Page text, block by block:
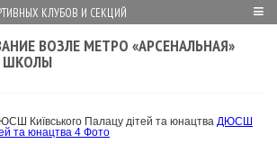
КЛУБОВ И СЕКЦИЙ ≡
ВОЗЛЕ МЕТРО «АРСЕНАЛЬНАЯ»
ШКОЛЫ
Київського Палацу дітей та юнацтва ДЮСШ
та юнацтва 4 Фото